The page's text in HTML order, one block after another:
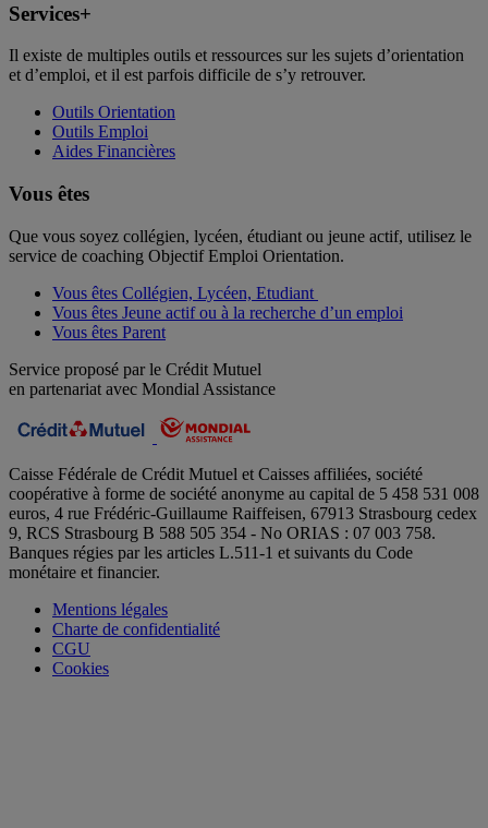
Services+
Il existe de multiples outils et ressources sur les sujets d’orientation
et d’emploi, et il est parfois difficile de s’y retrouver.
Outils Orientation
Outils Emploi
Aides Financières
Vous êtes
Que vous soyez collégien, lycéen, étudiant ou jeune actif, utilisez le
service de coaching Objectif Emploi Orientation.
Vous êtes Collégien, Lycéen, Etudiant
Vous êtes Jeune actif ou à la recherche d’un emploi
Vous êtes Parent
Service proposé par le Crédit Mutuel
en partenariat avec Mondial Assistance
Caisse Fédérale de Crédit Mutuel et Caisses affiliées, société
coopérative à forme de société anonyme au capital de 5 458 531 008
euros, 4 rue Frédéric-Guillaume Raiffeisen, 67913 Strasbourg cedex
9, RCS Strasbourg B 588 505 354 - No ORIAS : 07 003 758.
Banques régies par les articles L.511-1 et suivants du Code
monétaire et financier.
Mentions légales
Charte de confidentialité
CGU
Cookies